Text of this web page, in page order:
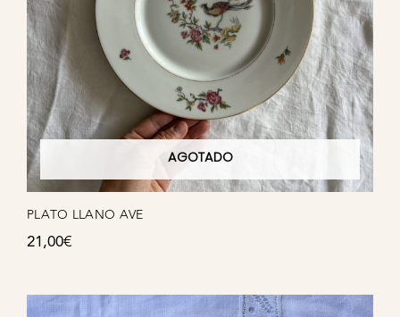
AGOTADO
PLATO LLANO AVE
21,00€